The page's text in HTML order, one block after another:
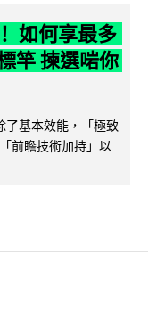
如何享最多
竿 揀選啱你
了基本效能，「極致
前瞻技術加持」以